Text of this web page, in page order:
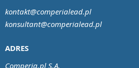
ADRES
Comperia.pl S.A.
kontakt@comperialead.pl
konsultant@comperialead.pl